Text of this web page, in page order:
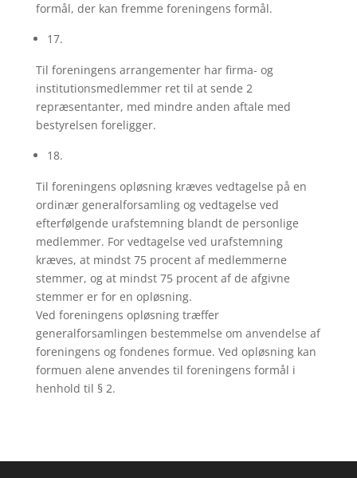
formål, der kan fremme foreningens formål.
17.
Til foreningens arrangementer har firma- og
institutionsmedlemmer ret til at sende 2
repræsentanter, med mindre anden aftale med
bestyrelsen foreligger.
18.
Til foreningens opløsning kræves vedtagelse på en
ordinær generalforsamling og vedtagelse ved
efterfølgende urafstemning blandt de personlige
medlemmer. For vedtagelse ved urafstemning
kræves, at mindst 75 procent af medlemmerne
stemmer, og at mindst 75 procent af de afgivne
stemmer er for en opløsning.
Ved foreningens opløsning træffer
generalforsamlingen bestemmelse om anvendelse af
foreningens og fondenes formue. Ved opløsning kan
formuen alene anvendes til foreningens formål i
henhold til § 2.